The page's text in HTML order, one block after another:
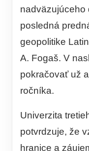
nadväzujúceho
posledná
geopolitike
A. Fogaš. V
pokračovať už
ročníka.
Univerzita
potvrdzuje, že
hranice a